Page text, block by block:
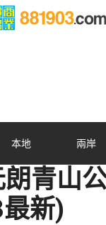
本地 兩岸
青山
新)